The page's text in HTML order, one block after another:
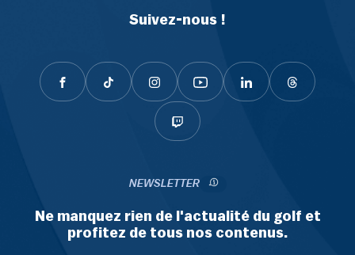
Suivez-nous !
NEWSLETTER
Ne manquez rien de l'actualité du golf et
profitez de tous nos contenus.